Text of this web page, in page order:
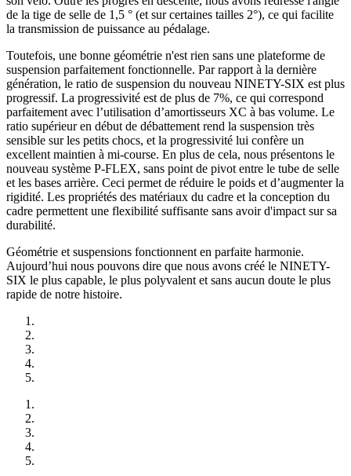
de la tige de selle de 1,5 ° (et sur certaines tailles 2°), ce qui facilite
la transmission de puissance au pédalage.
Toutefois, une bonne géométrie n'est rien sans une plateforme de
suspension parfaitement fonctionnelle. Par rapport à la dernière
génération, le ratio de suspension du nouveau NINETY-SIX est plus
progressif. La progressivité est de plus de 7%, ce qui correspond
parfaitement avec l’utilisation d’amortisseurs XC à bas volume. Le
ratio supérieur en début de débattement rend la suspension très
sensible sur les petits chocs, et la progressivité lui confère un
excellent maintien à mi-course. En plus de cela, nous présentons le
nouveau système P-FLEX, sans point de pivot entre le tube de selle
et les bases arrière. Ceci permet de réduire le poids et d’augmenter la
rigidité. Les propriétés des matériaux du cadre et la conception du
cadre permettent une flexibilité suffisante sans avoir d'impact sur sa
durabilité.
Géométrie et suspensions fonctionnent en parfaite harmonie.
Aujourd’hui nous pouvons dire que nous avons créé le NINETY-
SIX le plus capable, le plus polyvalent et sans aucun doute le plus
rapide de notre histoire.